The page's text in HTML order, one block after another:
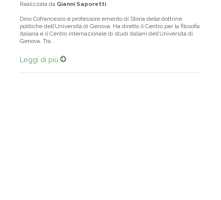
Realizzata da Gianni Saporetti
Dino Cofrancesco è professore emerito di Storia delle dottrine
politiche dell’Università di Genova. Ha diretto il Centro per la filosofia
italiana e il Centro internazionale di studi italiani dell’Università di
Genova. Tra...
Leggi di più